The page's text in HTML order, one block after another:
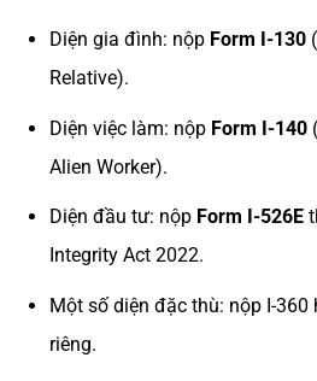
Diện gia đình: nộp Form I-130
Relative).
Diện việc làm: nộp Form I-140
Alien Worker).
Diện đầu tư: nộp Form I-526E
Integrity Act 2022.
Một số diện đặc thù: nộp I-
riêng.